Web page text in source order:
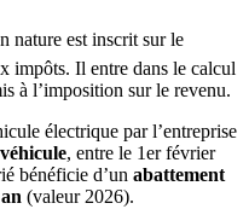
nature est inscrit sur le
impôts. Il entre dans le calcul
à l’imposition sur le revenu.
électrique par l’entreprise
, entre le 1er février
bénéficie d’un abattement
(valeur 2026).